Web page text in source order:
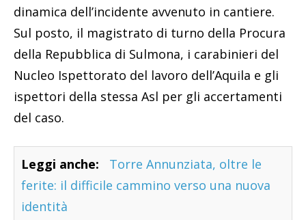
dinamica dell’incidente avvenuto in cantiere.
Sul posto, il magistrato di turno della Procura
della Repubblica di Sulmona, i carabinieri del
Nucleo Ispettorato del lavoro dell’Aquila e gli
ispettori della stessa Asl per gli accertamenti
del caso.
Leggi anche:
Torre Annunziata, oltre le
ferite: il difficile cammino verso una nuova
identità